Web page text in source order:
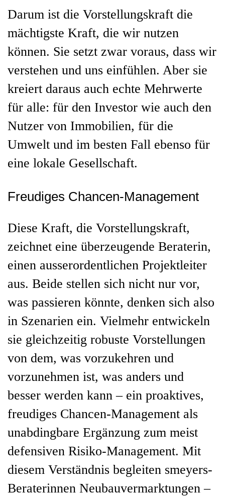
Darum ist die Vorstellungskraft die
mächtigste Kraft, die wir nutzen
können. Sie setzt zwar voraus, dass wir
verstehen und uns einfühlen. Aber sie
kreiert daraus auch echte Mehrwerte
für alle: für den Investor wie auch den
Nutzer von Immobilien, für die
Umwelt und im besten Fall ebenso für
eine lokale Gesellschaft.
Freudiges Chancen-Management
Diese Kraft, die Vorstellungskraft,
zeichnet eine überzeugende Beraterin,
einen ausserordentlichen Projektleiter
aus. Beide stellen sich nicht nur vor,
was passieren könnte, denken sich also
in Szenarien ein. Vielmehr entwickeln
sie gleichzeitig robuste Vorstellungen
von dem, was vorzukehren und
vorzunehmen ist, was anders und
besser werden kann – ein proaktives,
freudiges Chancen-Management als
unabdingbare Ergänzung zum meist
defensiven Risiko-Management. Mit
diesem Verständnis begleiten smeyers-
Beraterinnen Neubauvermarktungen –